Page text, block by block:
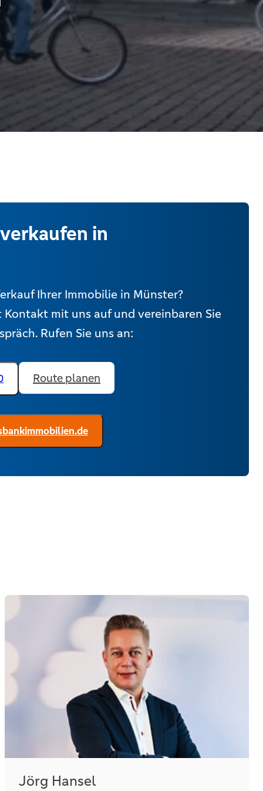
in
Ihrer Immobilie in Münster?
Kontakt mit uns auf und vereinbaren Sie
Rufen Sie uns an:
Route planen
Jörg Hansel